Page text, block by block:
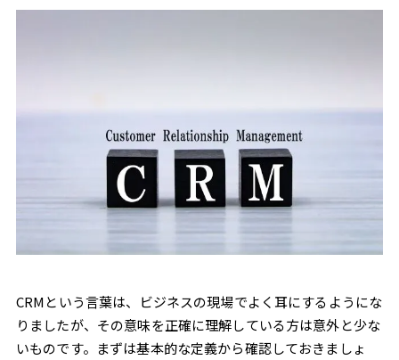
MAやSFAをすでに導入済み
施策の精度向上
CRM導入時の注意点
コストと運用工数
効果が出るまでの時間
CRM導入でよくある失敗
現場に定着しないまま運用が止まる
既存ツールとの連携を考慮していない
CRM導入を成功させるポイント
CRMという言葉は、ビジネスの現場でよく耳にするようにな
りましたが、その意味を正確に理解している方は意外と少な
いものです。まずは基本的な定義から確認しておきましょ